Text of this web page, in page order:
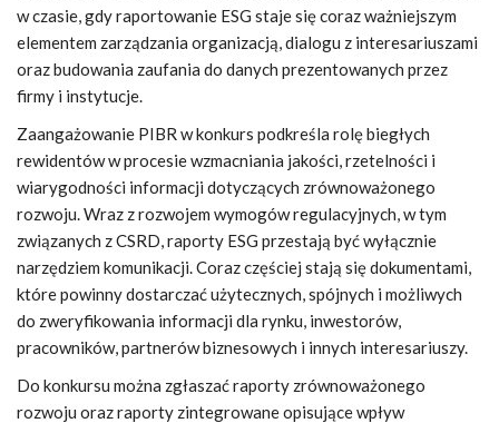
w czasie, gdy raportowanie ESG staje się coraz ważniejszym
elementem zarządzania organizacją, dialogu z interesariuszami
oraz budowania zaufania do danych prezentowanych przez
firmy i instytucje.
Zaangażowanie PIBR w konkurs podkreśla rolę biegłych
rewidentów w procesie wzmacniania jakości, rzetelności i
wiarygodności informacji dotyczących zrównoważonego
rozwoju. Wraz z rozwojem wymogów regulacyjnych, w tym
związanych z CSRD, raporty ESG przestają być wyłącznie
narzędziem komunikacji. Coraz częściej stają się dokumentami,
które powinny dostarczać użytecznych, spójnych i możliwych
do zweryfikowania informacji dla rynku, inwestorów,
pracowników, partnerów biznesowych i innych interesariuszy.
Do konkursu można zgłaszać raporty zrównoważonego
rozwoju oraz raporty zintegrowane opisujące wpływ